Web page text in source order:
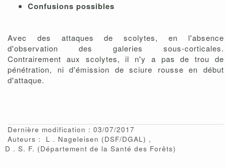
Confusions possibles
Avec des attaques de scolytes, en l'absence
d'observation des galeries sous-corticales.
Contrairement aux scolytes, il n'y a pas de trou de
pénétration, ni d'émission de sciure rousse en début
d'attaque.
Dernière modification : 03/07/2017
Auteurs :
L Nageleisen (DSF/DGAL)
D
S. F. (Département de la Santé des Forêts)